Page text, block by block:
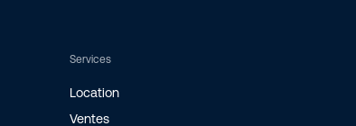
Services
Location
Ventes